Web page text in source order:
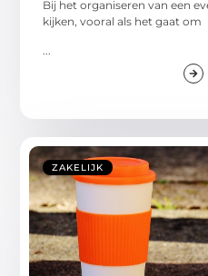
Bij het organiseren van een
kijken, vooral als het gaat om
...
ZAKELIJK